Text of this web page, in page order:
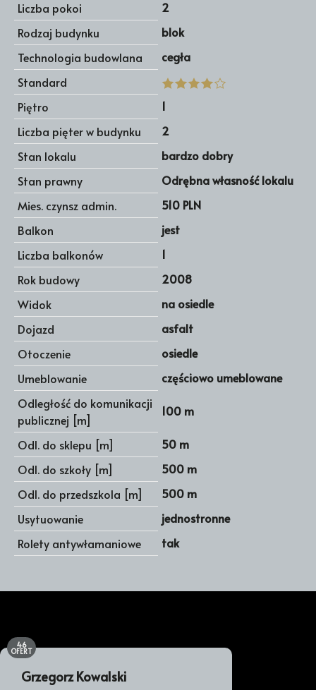
Liczba pokoi
2
Rodzaj budynku
blok
Technologia budowlana
cegła
Standard
Piętro
1
Liczba pięter w budynku
2
Stan lokalu
bardzo dobry
Stan prawny
Odrębna własność lokalu
Mies. czynsz admin.
510 PLN
Balkon
jest
Liczba balkonów
1
Rok budowy
2008
Widok
na osiedle
Dojazd
asfalt
Otoczenie
osiedle
Umeblowanie
częściowo umeblowane
Odległość do komunikacji
publicznej [m]
100 m
Odl. do sklepu [m]
50 m
Odl. do szkoły [m]
500 m
Odl. do przedszkola [m]
500 m
Usytuowanie
jednostronne
Rolety antywłamaniowe
tak
Grzegorz Kowalski
46
OFERT